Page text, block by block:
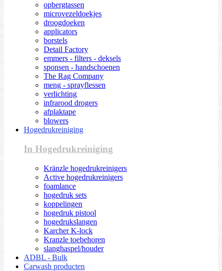
opbergtassen
microvezeldoekjes
droogdoeken
applicators
borstels
Detail Factory
emmers - filters - deksels
sponsen - handschoenen
The Rag Company
meng - sprayflessen
verlichting
infrarood drogers
afplaktape
blowers
Hogedrukreiniging
In Hogedrukreiniging
Kränzle hogedrukreinigers
Active hogedrukreinigers
foamlance
hogedruk sets
koppelingen
hogedruk pistool
hogedrukslangen
Karcher K-lock
Kranzle toebehoren
slanghaspel/houder
ADBL - Bulk
Carwash producten